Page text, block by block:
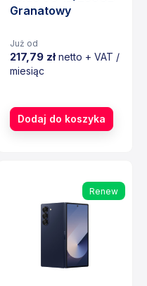
Granatowy
Już od
217,79 złnetto + VAT /
miesiąc
Dodaj do koszyka
Renew